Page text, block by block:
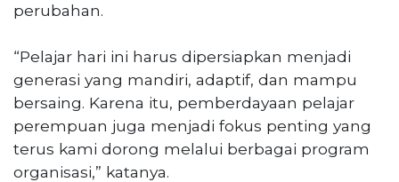
perubahan.
“Pelajar hari ini harus dipersiapkan menjadi
generasi yang mandiri, adaptif, dan mampu
bersaing. Karena itu, pemberdayaan pelajar
perempuan juga menjadi fokus penting yang
terus kami dorong melalui berbagai program
organisasi,” katanya.